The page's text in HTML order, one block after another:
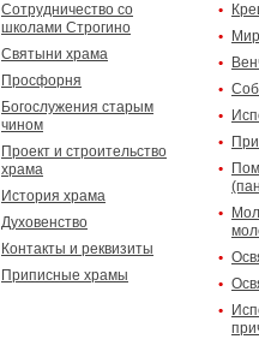
Сотрудничество со
школами Строгино
Святыни храма
Просфорня
Богослужения старым
чином
Проект и строительство
храма
История храма
Духовенство
Контакты и реквизиты
Приписные храмы